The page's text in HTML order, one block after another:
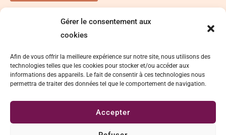
Gérer le consentement aux
cookies
Afin de vous offrir la meilleure expérience sur notre site, nous utilisons des
technologies telles que les cookies pour stocker et/ou accéder aux
informations des appareils. Le fait de consentir à ces technologies nous
permettra de traiter des données tel que le comportement de navigation.
Accepter
Espace presse